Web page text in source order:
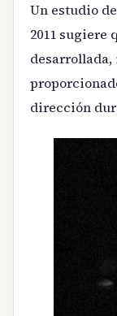
Un estudio
2011 sugiere
dirección